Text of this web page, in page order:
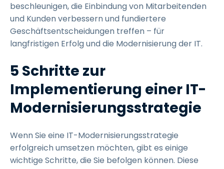
beschleunigen, die Einbindung von Mitarbeitenden
und Kunden verbessern und fundiertere
Geschäftsentscheidungen treffen – für
langfristigen Erfolg und die Modernisierung der IT.
5 Schritte zur
Implementierung einer IT-
Modernisierungsstrategie
Wenn Sie eine IT-Modernisierungsstrategie
erfolgreich umsetzen möchten, gibt es einige
wichtige Schritte, die Sie befolgen können. Diese